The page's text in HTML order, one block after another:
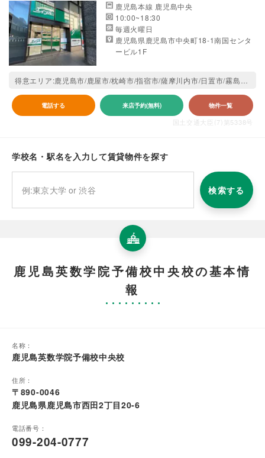
鹿児島本線 鹿児島中央
10:00~18:30
毎週火曜日
鹿児島県鹿児島市中央町18-1南国センタ
ービル1F
電話する 来店予約(無料) 物件一覧
国土交通大臣(7)第5338号
学校名・駅名を入力して賃貸物件を探す
検索する
鹿児島英数学院予備校中央校の基本情
報
名称：
鹿児島英数学院予備校中央校
住所：
〒890-0046
鹿児島県鹿児島市西田2丁目20-6
電話番号：
099-204-0777